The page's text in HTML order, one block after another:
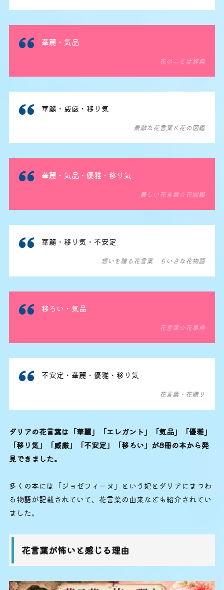
華麗・気品
花のことば辞典
華麗・威厳・移り気
素敵な花言葉と花の図鑑
華麗・気品・優雅・移り気
美しい花言葉☆花図鑑
華麗・移り気・不安定
想いを贈る花言葉 ちいさな花物語
移ろい・気品
花言葉☆花事典
不安定・華麗・優雅・移り気
花言葉・花贈り
ダリアの花言葉は「華麗」「エレガント」「気品」「優雅」
「移り気」「威厳」「不安定」「移ろい」が8冊の本から発
見できました。
多くの本には「ジョゼフィーヌ」という妃とダリアにまつわ
る物語が記載されていて、花言葉の由来なども紹介されてい
ました。
花言葉が怖いと感じる理由